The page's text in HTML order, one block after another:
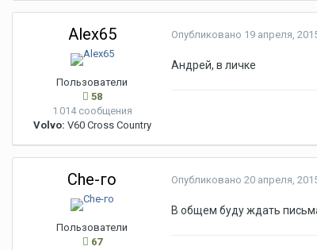
Alex65
Пользователи
58
1 014 сообщения
Volvo: V60 Cross Country
Опубликовано 19 апреля,
Андрей, в личке
Che-го
Пользователи
67
Опубликовано 20 апреля,
В общем буду ждать